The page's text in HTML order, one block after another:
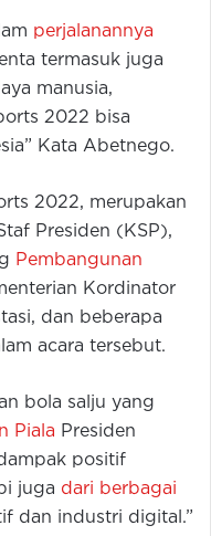
perjalanannya
termasuk juga
manusia,
2022 bisa
Kata Abetnego.
2022, merupakan
Presiden (KSP),
Pembangunan
Kordinator
dan beberapa
acara tersebut.
bola salju yang
Piala Presiden
positif
juga dari berbagai
dan industri digital.”